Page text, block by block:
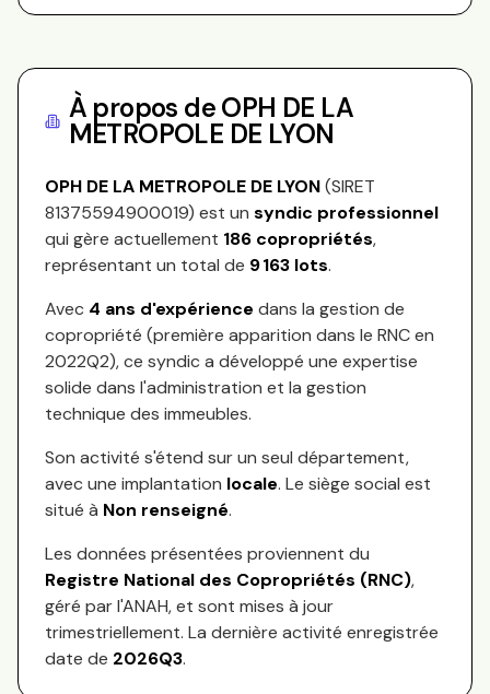
À propos deOPH DE LA
METROPOLE DE LYON
OPH DE LA METROPOLE DE LYON(SIRET
81375594900019) est un syndic professionnel
qui gère actuellement 186 copropriétés,
représentant un total de 9 163 lots.
Avec 4 ans d'expérience dans la gestion de
copropriété (première apparition dans le RNC en
2022Q2), ce syndic a développé une expertise
solide dans l'administration et la gestion
technique des immeubles.
Son activité s'étend surun seul département,
avec une implantation locale. Le siège social est
situé à Non renseigné.
Les données présentées proviennent du
Registre National des Copropriétés (RNC),
géré par l'ANAH, et sont mises à jour
trimestriellement. La dernière activité enregistrée
date de 2026Q3.